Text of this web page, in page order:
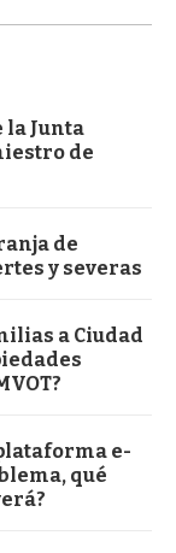
Junta
de
de
y severas
a Ciudad
e-
qué